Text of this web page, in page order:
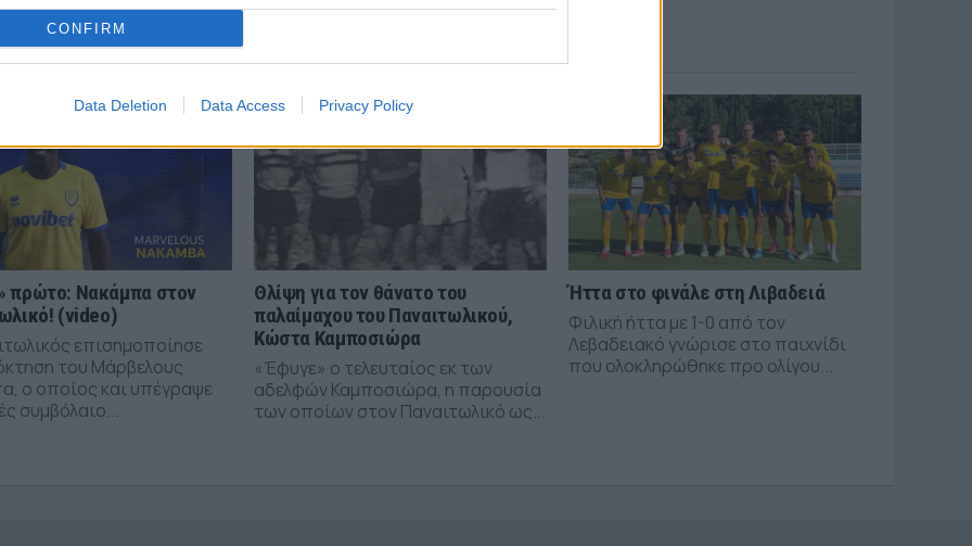
CONFIRM
Data Deletion Data Access Privacy Policy
πρώτο: Νακάμπα στον
(video)
επισημοποίησε
του Μάρβελους
ο οποίος και υπέγραψε
συμβόλαιο...
Θλίψη για τον θάνατο του
παλαίμαχου του Παναιτωλικού,
Κώστα Καμποσιώρα
«Έφυγε» ο τελευταίος εκ των
αδελφών Καμποσιώρα, η παρουσία
των οποίων στον Παναιτωλικό ως...
Ήττα στο φινάλε στη Λιβαδειά
Φιλική ήττα με 1-0 από τον
Λεβαδειακό γνώρισε στο παιχνίδι
που ολοκληρώθηκε προ ολίγου...